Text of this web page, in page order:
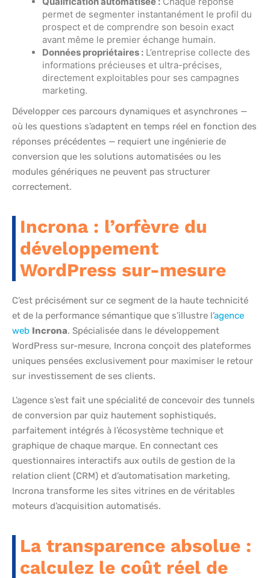
permet de segmenter instantanément le profil du
prospect et de comprendre son besoin exact
avant même le premier échange humain.
Données propriétaires : L’entreprise collecte des
informations précieuses et ultra-précises,
directement exploitables pour ses campagnes
marketing.
Développer ces parcours dynamiques et asynchrones —
où les questions s’adaptent en temps réel en fonction des
réponses précédentes — requiert une ingénierie de
conversion que les solutions automatisées ou les
modules génériques ne peuvent pas structurer
correctement.
Incrona : l’orfèvre du
développement
WordPress sur-mesure
C’est précisément sur ce segment de la haute technicité
et de la performance sémantique que s’illustre l’agence
web Incrona. Spécialisée dans le développement
WordPress sur-mesure, Incrona conçoit des plateformes
uniques pensées exclusivement pour maximiser le retour
sur investissement de ses clients.
L’agence s’est fait une spécialité de concevoir des tunnels
de conversion par quiz hautement sophistiqués,
parfaitement intégrés à l’écosystème technique et
graphique de chaque marque. En connectant ces
questionnaires interactifs aux outils de gestion de la
relation client (CRM) et d’automatisation marketing,
Incrona transforme les sites vitrines en de véritables
moteurs d’acquisition automatisés.
La transparence absolue :
calculez le coût réel de